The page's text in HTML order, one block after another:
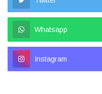
Whatsapp
Instagram